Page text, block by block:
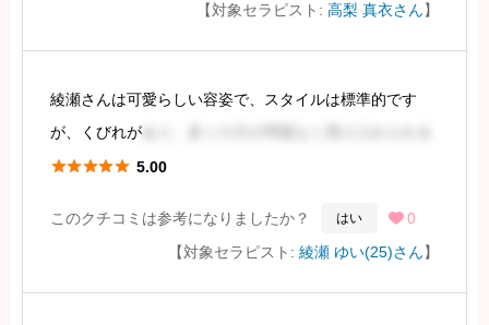
今回ご紹介するのは、アロ
続きを見るには会員登録
【対象セラピスト: 高梨 真衣さん】
綾瀬さんは可愛らしい容姿で、スタイルは標準的です
が、くびれが
でしょう。
オプションとして、DL3K、水着4K、そして最近ではス
ポーツブラ5Kが用意されています。見える範囲はどれも
ほぼ同じですが、印象が
 5.00
このクチコミは参考になりましたか？ はい  0
【対象セラピスト: 綾瀬 ゆい(25)さん】